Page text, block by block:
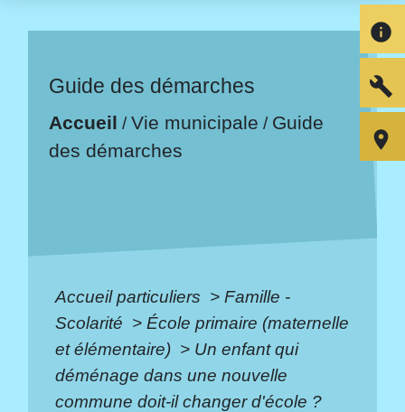
Guide des démarches
Accueil /Vie municipale / Guide
des démarches
Accueil particuliers > Famille -
Scolarité > École primaire (maternelle
et élémentaire) > Un enfant qui
déménage dans une nouvelle
commune doit-il changer d'école ?
info
build
room